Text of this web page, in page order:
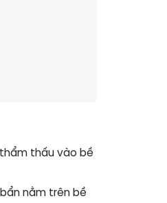
thấu vào bề
nằm trên bề